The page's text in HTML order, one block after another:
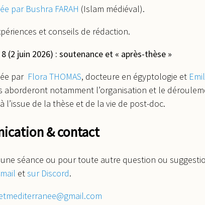
par Bushra FARAH (Islam médiéval).
et conseils de rédaction.
8 (2 juin 2026) : soutenance et « après-thèse »
par Flora THOMAS, docteure en égyptologie et
aborderont notamment l’organisation et le
l’issue de la thèse et de la vie de post-doc.
& contact
séance ou pour toute autre question ou
etsur Discord.